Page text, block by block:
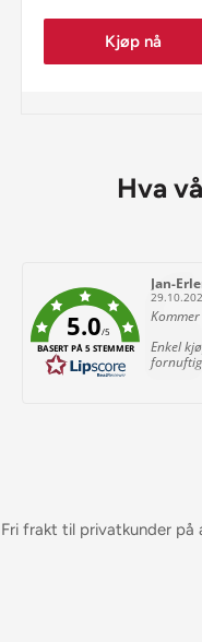
Kjøp nå
Hva
5.0/5
BASERT PÅ 5 STEMMER
Jan-
Dato:
Tekst:
Enkel
Fri frakt til privatkunder